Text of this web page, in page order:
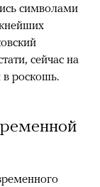
символами
сейчас на
роскошь.